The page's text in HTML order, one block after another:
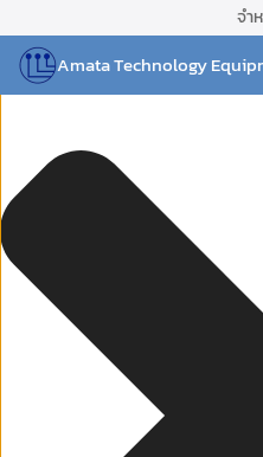
จัดการ การอนุญาตใช้งาน
to
content
จำ
Amata Technology
Search
for: